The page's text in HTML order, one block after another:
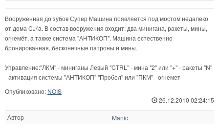
Вооруженная до зубов Супер Машина появляется под мостом недалеко
от дома CJ\'a. В состав вооружения входит: два минигана, ракеты, мины,
огнемёт, а также система "АНТИКОП". Машина естественно
бронированная, бесконечные патроны и мины.
Управление:"ЛКМ" - миниганы Левый "CTRL" - мина "2" или "+" - ракеты "N"
- активация системы "АНТИКОП" "Пробел" или "ПКМ" - огнемет
Опубликовано: NOIS
26.12.2010 02:24:15
Автор Manic